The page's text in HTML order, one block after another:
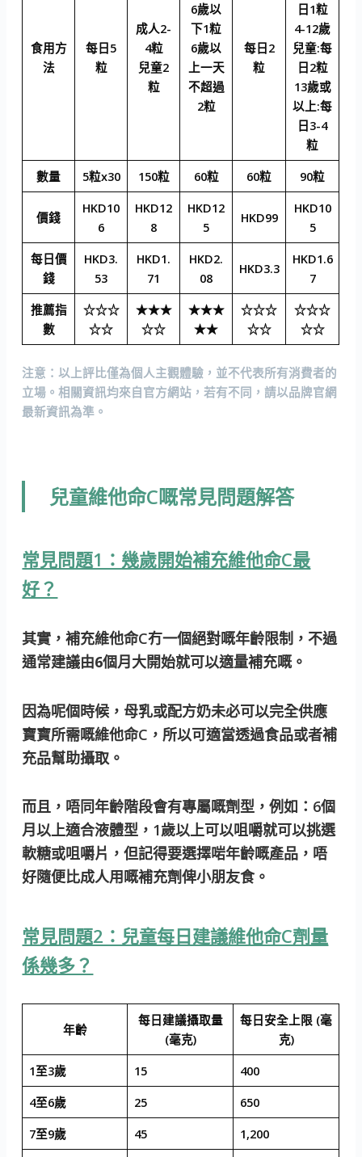
食用方
法
每日5
粒
成人2-
4粒
兒童2
粒
6歲以
下1粒
6歲以
上一天
不超過
2粒
每日2
粒
日1粒
4-12歲
兒童:每
日2粒
13歲或
以上:每
日3-4
粒
數量
5粒x30 150粒 60粒 60粒 90粒
價錢
HKD10
6
HKD12
8
HKD12
5
HKD99
HKD10
5
每日價
錢
HKD3.
53
HKD1.
71
HKD2.
08
HKD3.3
HKD1.6
7
推薦指
數
☆☆☆
☆☆
★★★
☆☆
★★★
★★
☆☆☆
☆☆
☆☆☆
☆☆
注意：以上評比僅為個人主觀體驗，並不代表所有消費者的
立場。相關資訊均來自官方網站，若有不同，請以品牌官網
最新資訊為準。
兒童維他命C嘅常見問題解答
常見問題1：幾歲開始補充維他命C最
好？
其實，補充維他命C冇一個絕對嘅年齡限制，不過
通常建議由6個月大開始就可以適量補充嘅。
因為呢個時候，母乳或配方奶未必可以完全供應
寶寶所需嘅維他命C，所以可適當透過食品或者補
充品幫助攝取。
而且，唔同年齡階段會有專屬嘅劑型，例如：6個
月以上適合液體型，1歲以上可以咀嚼就可以挑選
軟糖或咀嚼片，但記得要選擇啱年齡嘅產品，唔
好隨便比成人用嘅補充劑俾小朋友食。
常見問題2：兒童每日建議維他命C劑量
係幾多？
年齡
每日建議攝取量
(毫克)
每日安全上限 (毫
克)
1至3歲
15
400
4至6歲
25
650
7至9歲
45 1,200